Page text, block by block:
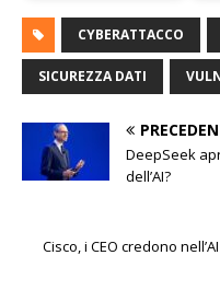
CYBERATTACCO
SICUREZZA DATI
DeepSeek
dell’AI?
Cisco, i CEO credono